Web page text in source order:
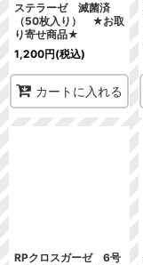
ステラーゼ 滅菌済
（50枚入り） ★お取
り寄せ商品★
1,200円(税込)
カートに入れる
RPクロスガーゼ 6号